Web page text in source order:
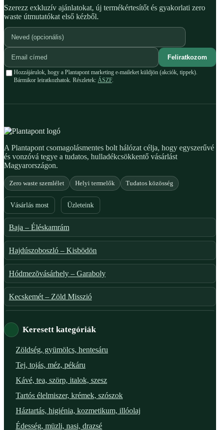
Szerezz exkluzív ajánlatokat, új termékértesítőt és gyakorlati zero
waste útmutatókat első kézből.
Feliratkozom
Hozzájárulok, hogy a Plantapont marketing e-maileket küldjön (akciók, tippek).
Bármikor leiratkozhatok. Részletek: ÁSZF.
A Plantapont csomagolásmentes bolt hálózat célja, hogy egyszerűvé
és vonzóvá tegye a tudatos, hulladékcsökkentő vásárlást
Magyarországon.
Zero waste szemlélet Helyi termelők Tudatos közösség
Vásárlás most Üzleteink
Baja – Éléskamrám
Hajdúszoboszló – Kisbödön
Hódmezõvásárhely – Garaboly
Kecskemét – Zöld Misszió
XI. ker. – Lemérem
XVIII. ker. – Eni Mag-ház
Keresett kategóriák
Zöldség, gyümölcs, hentesáru
Tej, tojás, méz, pékáru
Kávé, tea, szörp, italok, szesz
Tartós élelmiszer, krémek, szószok
Háztartás, higiénia, kozmetikum, illóolaj
Édesség, müzli, nasi, drazsé